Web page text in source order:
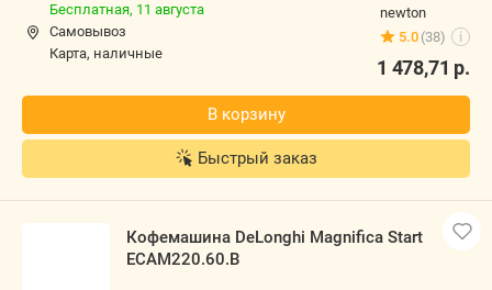
newton
5.0 (38) i
Бесплатная, 11 августа
Самовывоз
карта, наличные
1 478,71 р.
В корзину
Быстрый заказ
Кофемашина DeLonghi Magnifica Start
ECAM220.60.B